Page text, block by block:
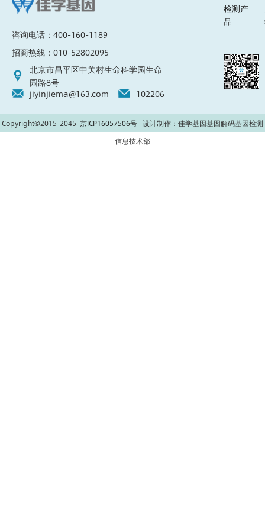
咨询电话：400-160-1189
招商热线：010-52802095
北京市昌平区中关村生命科学园生命
园路8号
jiyinjiema@163.com
102206
检测产
品
Copyright©2015-2045 京ICP16057506号 设计制作：佳学基因基因解码基因检测
信息技术部